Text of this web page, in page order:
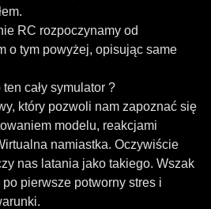
RC rozpoczynamy od
o tym powyżej, opisując same
cały symulator ?
który pozwoli nam zapoznać się
modelu, reakcjami
namiastka. Oczywiście
nas latania jako takiego. Wszak
pierwsze potworny stres i